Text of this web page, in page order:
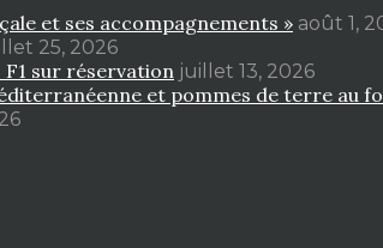
et ses accompagnements » août 1,
25, 2026
sur réservation juillet 13, 2026
et pommes de terre au